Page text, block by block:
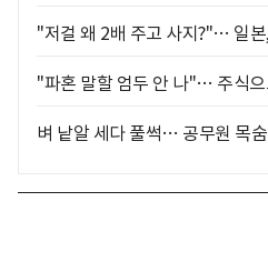
"저걸 왜 2배 주고 사지?"… 일
"파혼 말할 엄두 안 나"… 주식
벼 낱알 세다 풀썩… 공무원 목